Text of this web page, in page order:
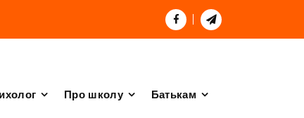
Про школу Батькам